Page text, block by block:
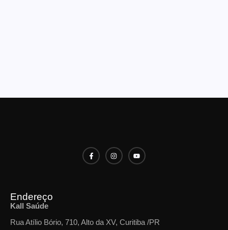
Endereço
Kall Saúde
Rua Atílio Bório, 710, Alto da XV, Curitiba /PR